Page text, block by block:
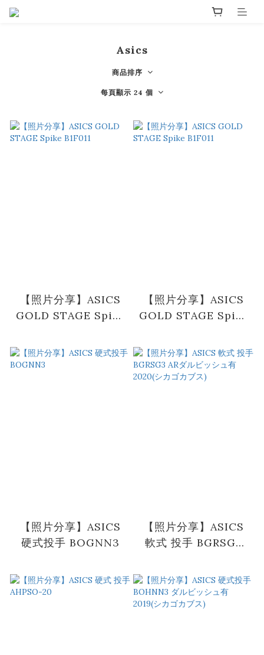
Asics
商品排序
每頁顯示 24 個
【照片分享】ASICS
GOLD STAGE Spike
【照片分享】ASICS
GOLD STAGE Spike
【照片分享】ASICS
硬式投手 BOGNN3
【照片分享】ASICS
軟式 投手 BGRSG3
2020(シカゴカブス)